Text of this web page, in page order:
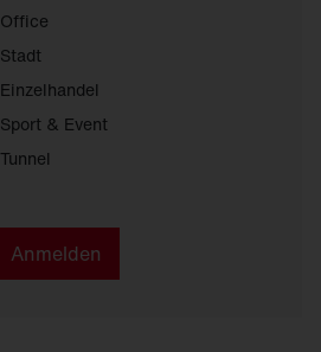
Office
Stadt
Einzelhandel
Sport & Event
Tunnel
Anmelden